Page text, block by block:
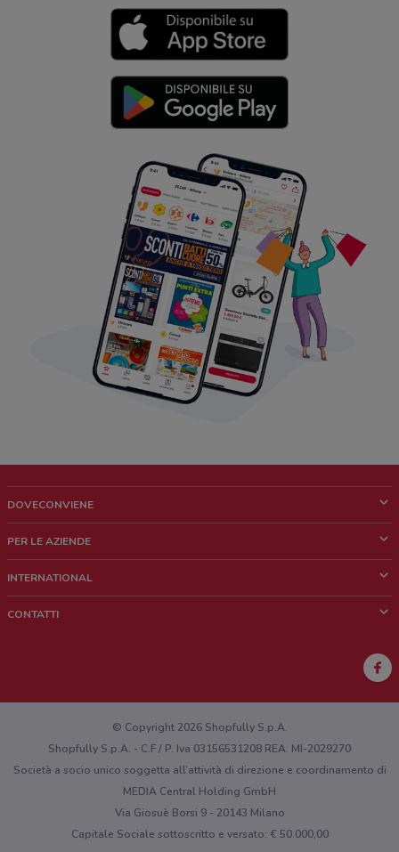
DOVECONVIENE
Chi siamo
Lavora con noi
PER LE AZIENDE
Richieste commerciali e marketing
INTERNATIONAL
CONTATTI
Hai un malfunzionamento sul web o sull'app?
© Copyright 2026 Shopfully S.p.A.
Shopfully S.p.A. - C.F / P. Iva 03156531208 REA: MI-2029270
Società a socio unico soggetta all’attività di direzione e coordinamento di
MEDIA Central Holding GmbH
Via Giosuè Borsi 9 - 20143 Milano
Capitale Sociale sottoscritto e versato: € 50.000,00